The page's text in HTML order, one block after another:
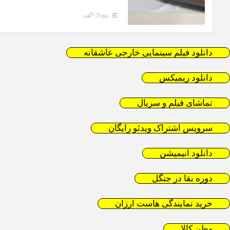
رپورتاژ آگهی
دانلود فیلم سینمایی خارجی عاشقانه
دانلود ریمیکس
تماشای فیلم و سریال
سرویس اشتراک ویدئو رایگان
دانلود انیمیشن
دوره بقا در جنگل
خرید نمایندگی هاست ارزان